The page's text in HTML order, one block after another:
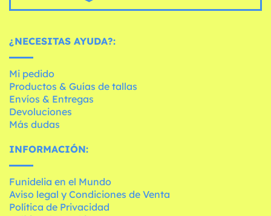
¿NECESITAS AYUDA?:
Mi pedido
Productos & Guías de tallas
Envíos & Entregas
Devoluciones
Más dudas
INFORMACIÓN:
Funidelia en el Mundo
Aviso legal y Condiciones de Venta
Política de Privacidad